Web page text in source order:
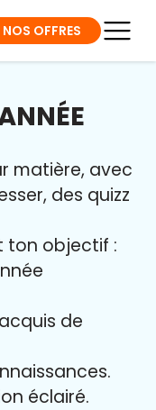
NOS OFFRES
matière, avec
des quizz
ton objectif :
de
éclairé.